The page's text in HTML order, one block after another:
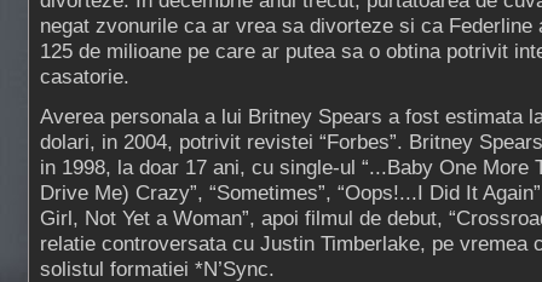
negat zvonurile ca ar vrea sa divorteze si ca Federline
125 de milioane pe care ar putea sa o obtina potrivit
casatorie.
Averea personala a lui Britney Spears a fost estimata
dolari, in 2004, potrivit revistei “Forbes”. Britney
in 1998, la doar 17 ani, cu single-ul “...Baby One More
Drive Me) Crazy”, “Sometimes”, “Oops!...I Did It
Girl, Not Yet a Woman”, apoi filmul de debut,
relatie controversata cu Justin Timberlake, pe vremea
solistul formatiei *N’Sync.